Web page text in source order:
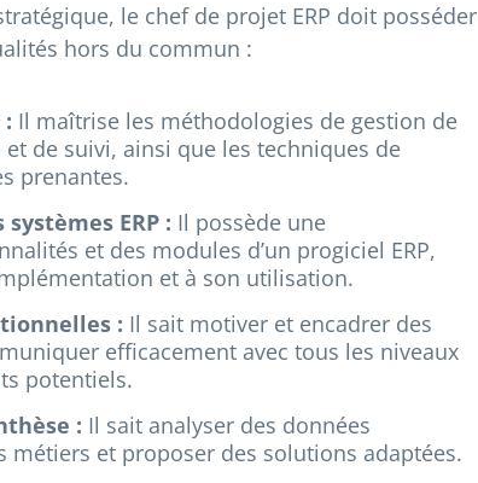
le chef de projet ERP doit posséder
hors du commun :
Il maîtrise les méthodologies de gestion de
de suivi, ainsi que les techniques de
prenantes.
ERP : Il possède une
et des modules d’un progiciel ERP,
et à son utilisation.
: Il sait motiver et encadrer des
efficacement avec tous les niveaux
potentiels.
: Il sait analyser des données
et proposer des solutions adaptées.